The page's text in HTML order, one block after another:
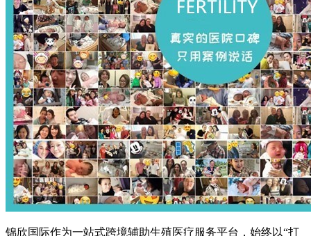
锦欣国际作为一站式跨境辅助生殖医疗服务平台，始终以“打